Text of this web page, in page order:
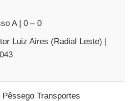
A | 0 – 0
Luiz Aires (Radial Leste) |
Transportes